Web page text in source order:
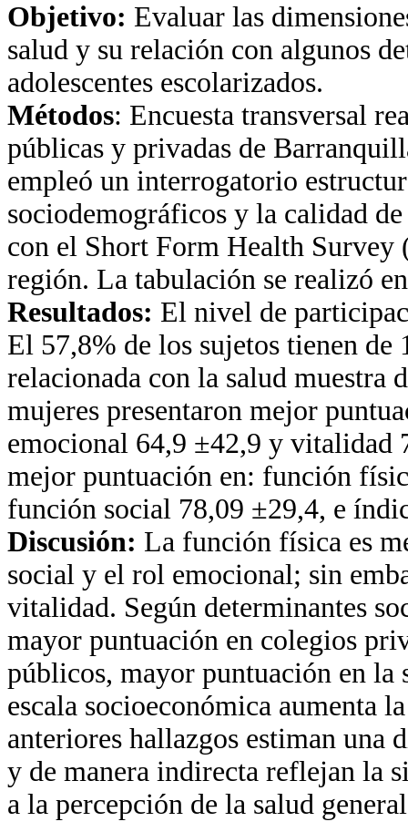
Objetivo: Evaluar las
salud y su relación con algunos
adolescentes escolarizados.
Métodos: Encuesta transversal
públicas y privadas de
empleó un interrogatorio
sociodemográficos y la calidad
con el Short Form Health Survey
región. La tabulación se realizó
Resultados: El nivel de
El 57,8% de los sujetos tienen de
relacionada con la salud muestra
mujeres presentaron mejor
emocional 64,9 ±42,9 y vitalidad
mejor puntuación en: función
función social 78,09 ±29,4, e
Discusión: La función física es
social y el rol emocional; sin
vitalidad. Según determinantes
mayor puntuación en colegios
públicos, mayor puntuación en la
escala socioeconómica aumenta
anteriores hallazgos estiman una
y de manera indirecta reflejan la
a la percepción de la salud